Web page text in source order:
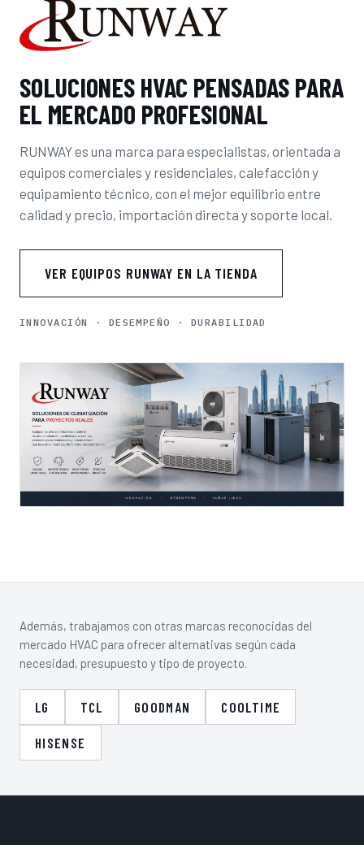
SOLUCIONES HVAC PENSADAS PARA
EL MERCADO PROFESIONAL
RUNWAY es una marca para especialistas, orientada a
equipos comerciales y residenciales, calefacción y
equipamiento técnico, con el mejor equilibrio entre
calidad y precio, importación directa y soporte local.
VER EQUIPOS RUNWAY EN LA TIENDA
INNOVACIÓN · DESEMPEÑO · DURABILIDAD
Además, trabajamos con otras marcas reconocidas del
mercado HVAC para ofrecer alternativas según cada
necesidad, presupuesto y tipo de proyecto.
LG TCL GOODMAN COOLTIME
HISENSE